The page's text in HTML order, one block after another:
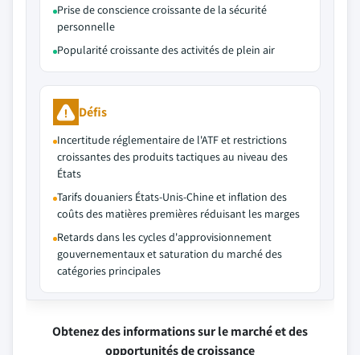
Prise de conscience croissante de la sécurité
personnelle
Popularité croissante des activités de plein air
Défis
Incertitude réglementaire de l'ATF et restrictions
croissantes des produits tactiques au niveau des
États
Tarifs douaniers États-Unis-Chine et inflation des
coûts des matières premières réduisant les marges
Retards dans les cycles d'approvisionnement
gouvernementaux et saturation du marché des
catégories principales
Obtenez des informations sur le marché et des
opportunités de croissance